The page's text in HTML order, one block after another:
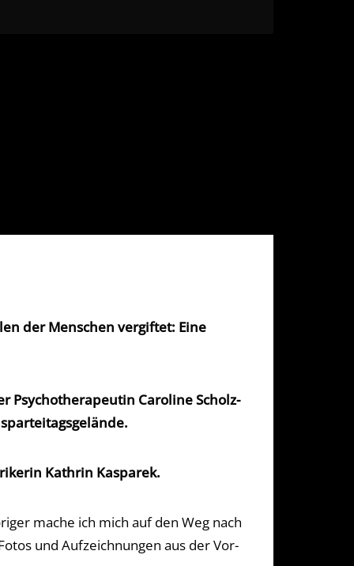
der Menschen vergiftet: Eine
Psychotherapeutin Caroline Scholz-
Kathrin Kasparek.
mache ich mich auf den Weg nach
und Aufzeichnungen aus der Vor-